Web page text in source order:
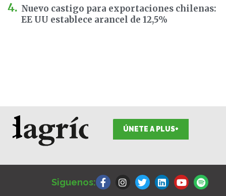
Nuevo castigo para exportaciones chilenas:
EE UU establece arancel de 12,5%
ÚNETE A PLUS+
Siguenos:
a
c
n
s
w
i
i
n
o
u
p
o